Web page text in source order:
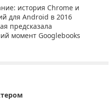
история Chrome и
для Android в 2016
предсказала
момент Googlebooks